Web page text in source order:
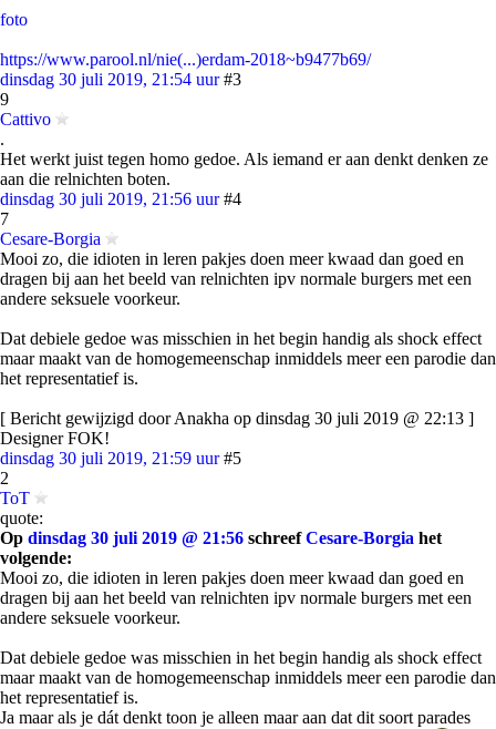
foto
https://www.parool.nl/nie(...)erdam-2018~b9477b69/
dinsdag 30 juli 2019, 21:54 uur #3
9
Cattivo
.
Het werkt juist tegen homo gedoe. Als iemand er aan denkt denken ze
aan die relnichten boten.
dinsdag 30 juli 2019, 21:56 uur #4
7
Cesare-Borgia
Mooi zo, die idioten in leren pakjes doen meer kwaad dan goed en
dragen bij aan het beeld van relnichten ipv normale burgers met een
andere seksuele voorkeur.
Dat debiele gedoe was misschien in het begin handig als shock effect
maar maakt van de homogemeenschap inmiddels meer een parodie dan
het representatief is.
[ Bericht gewijzigd door Anakha op dinsdag 30 juli 2019 @ 22:13 ]
Designer FOK!
dinsdag 30 juli 2019, 21:59 uur #5
2
ToT
quote:
Op dinsdag 30 juli 2019 @ 21:56 schreefCesare-Borgia het
volgende:
Mooi zo, die idioten in leren pakjes doen meer kwaad dan goed en
dragen bij aan het beeld van relnichten ipv normale burgers met een
andere seksuele voorkeur.
Dat debiele gedoe was misschien in het begin handig als shock effect
maar maakt van de homogemeenschap inmiddels meer een parodie dan
het representatief is.
Ja maar als je dát denkt toon je alleen maar aan dat dit soort parades